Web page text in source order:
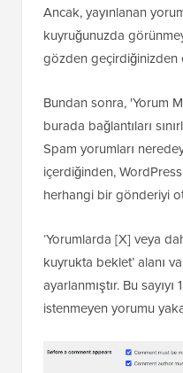
Ancak, yayınlanan
kuyruğunuzda
gözden geçirdiğinizden
Bundan sonra, 'Yorum
burada bağlantıları
Spam yorumları
içerdiğinden,
herhangi bir gönderiyi
‘Yorumlarda [X] veya
kuyrukta beklet’ alanı
ayarlanmıştır. Bu
istenmeyen yorumu